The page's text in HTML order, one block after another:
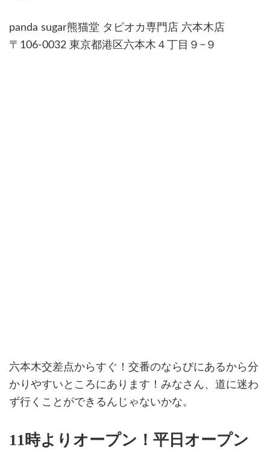
panda sugar熊猫堂 タピオカ専門店 六本木店
〒106-0032 東京都港区六本木４丁目９−９
六本木交差点からすぐ！交番のならびにあるから分
かりやすいところにあります！みなさん、道に迷わ
ず行くことができるんじゃないかな。
11時よりオープン！平日オープン